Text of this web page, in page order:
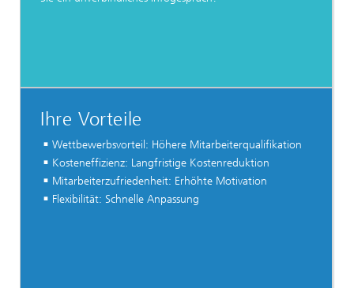
Ihre Vorteile
Wettbewerbsvorteil: Höhere Mitarbeiterqualifikation
Kosteneffizienz: Langfristige Kostenreduktion
Mitarbeiterzufriedenheit: Erhöhte Motivation
Flexibilität: Schnelle Anpassung